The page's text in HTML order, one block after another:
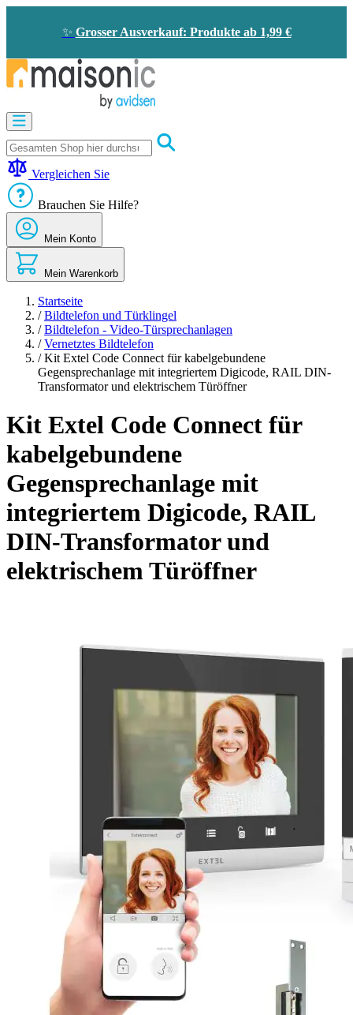
✨ Grosser Ausverkauf: Produkte ab 1,99 €
Bildtelefon
und
Türklingel
-
Energieeinsparung
Sicherheit
Komfort
im
Haus
Angebote
Vergleichen Sie
Brauchen Sie Hilfe?
Mein Konto
Mein Warenkorb
Startseite
/ Bildtelefon und Türklingel
/ Bildtelefon - Video-Türsprechanlagen
/ Vernetztes Bildtelefon
/ Kit Extel Code Connect für kabelgebundene
Gegensprechanlage mit integriertem Digicode, RAIL DIN-
Transformator und elektrischem Türöffner
Kit Extel Code Connect für
kabelgebundene
Gegensprechanlage mit
integriertem Digicode, RAIL
DIN-Transformator und
elektrischem Türöffner